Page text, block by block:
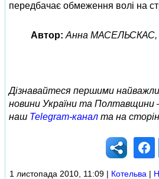
передбачає обмеження волі на
Автор: Анна МАСЕЛЬСКАС,
Дізнавайтеся першими
новини України та Полтавщини
наш Telegram-канал та на
1 листопада 2010, 11:09 | Котельва |